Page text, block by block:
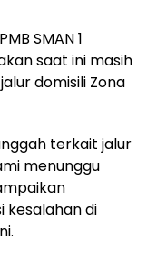
SMAN 1
saat ini masih
domisili Zona
terkait jalur
menunggu
kesalahan di